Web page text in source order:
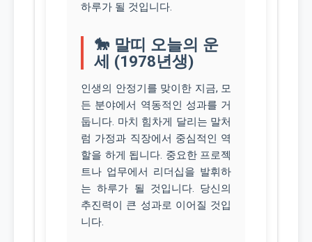
하루가 될 것입니다.
🐎 말띠 오늘의 운
세 (1978년생)
인생의 안정기를 맞이한 지금, 모
든 분야에서 역동적인 성과를 거
둡니다. 마치 힘차게 달리는 말처
럼 가정과 직장에서 중심적인 역
할을 하게 됩니다. 중요한 프로젝
트나 업무에서 리더십을 발휘하
는 하루가 될 것입니다. 당신의
추진력이 큰 성과로 이어질 것입
니다.